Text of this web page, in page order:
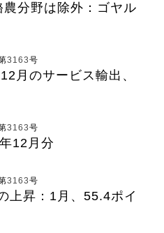
分野は除外：ゴヤル
3163号
月のサービス輸出、
3163号
12月分
3163号
上昇：1月、55.4ポイ